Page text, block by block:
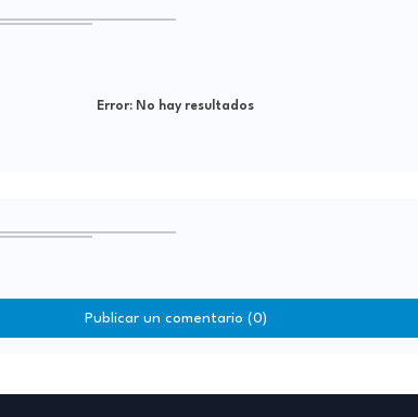
Error: No hay resultados
Publicar un comentario (0)